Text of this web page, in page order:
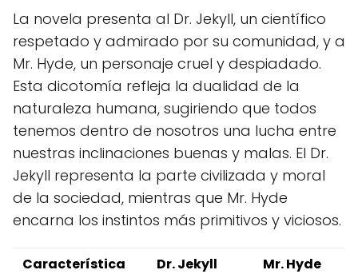
La novela presenta al Dr. Jekyll, un científico
respetado y admirado por su comunidad, y a
Mr. Hyde, un personaje cruel y despiadado.
Esta dicotomía refleja la dualidad de la
naturaleza humana, sugiriendo que todos
tenemos dentro de nosotros una lucha entre
nuestras inclinaciones buenas y malas. El Dr.
Jekyll representa la parte civilizada y moral
de la sociedad, mientras que Mr. Hyde
encarna los instintos más primitivos y viciosos.
Característica Dr. Jekyll
Mr. Hyde